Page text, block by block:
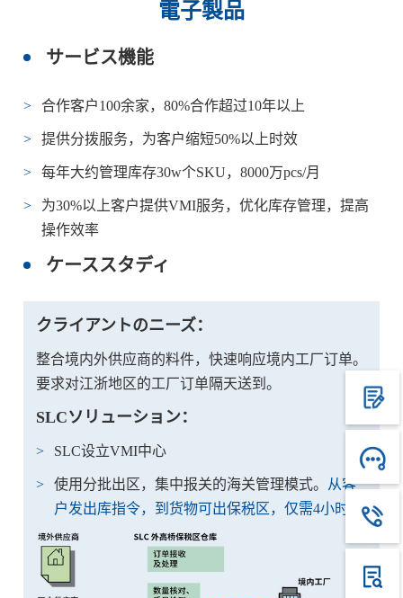
電子製品
サービス機能
合作客户100余家，80%合作超过10年以上
提供分拨服务，为客户缩短50%以上时效
每年大约管理库存30w个SKU，8000万pcs/月
为30%以上客户提供VMI服务，优化库存管理，提高
操作效率
ケーススタディ
クライアントのニーズ：
整合境内外供应商的料件，快速响应境内工厂订单。
要求对江浙地区的工厂订单隔天送到。
SLCソリューション：
SLC设立VMI中心
使用分批出区，集中报关的海关管理模式。
从客
户发出库指令，到货物可出保税区，仅需4小时！